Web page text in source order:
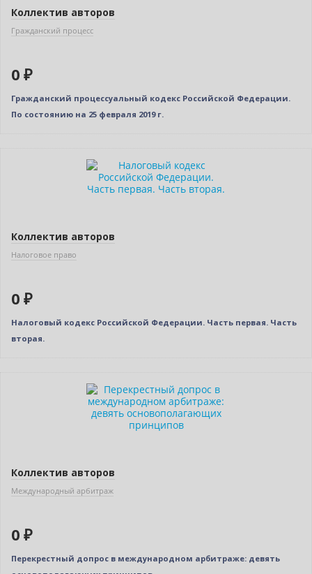
Коллектив авторов
Гражданский процесс
0 ₽
Гражданский процессуальный кодекс Российской Федерации.
По состоянию на 25 февраля 2019 г.
Коллектив авторов
Налоговое право
0 ₽
Налоговый кодекс Российской Федерации. Часть первая. Часть
вторая.
Коллектив авторов
Международный арбитраж
0 ₽
Перекрестный допрос в международном арбитраже: девять